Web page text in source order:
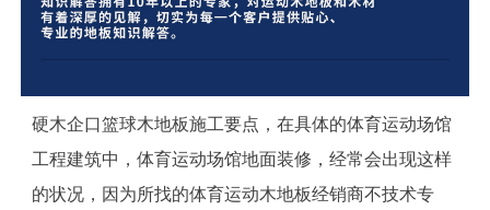
硬木企口篮球木地板施工要点，在具体的体育运动场馆
工程建筑中，体育运动场馆地面装修，经常会出现这样
的状况，因为所找的体育运动木地板经销商不技术专